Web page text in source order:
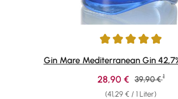
Durchschnittliche Bewertung von 4.91
Gin Mare Mediterranean Gin
(41,29 € / 1 Liter)
28,90 € Regulärer
39,90 € 1